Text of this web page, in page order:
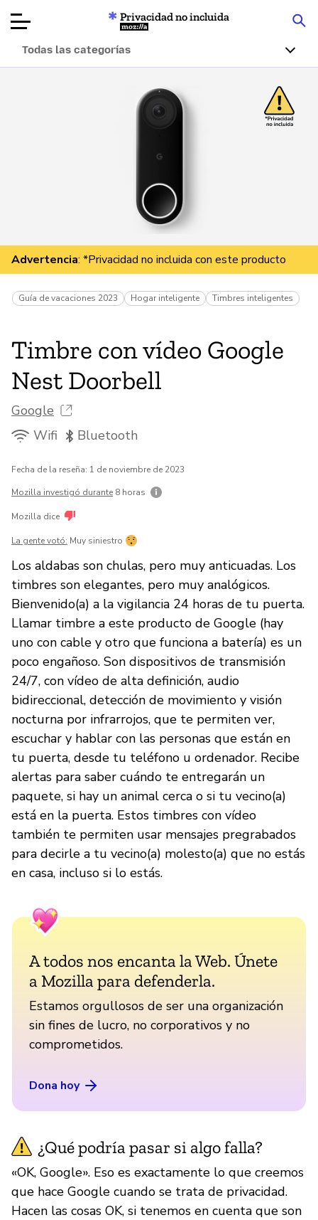
Reseñas de
productos
Donar
Privacidad no incluida
Mozilla
Todas las categorías
Advertencia: *Privacidad no incluida con este producto
Guía de vacaciones 2023 Hogar inteligente Timbres inteligentes
Timbre con vídeo Google
Nest Doorbell
Google
Wifi
Bluetooth
Fecha de la reseña: 1 de noviembre de 2023
Mozilla investigó durante 8 horas
Mozilla dice
La gente votó: Muy siniestro
Los aldabas son chulas, pero muy anticuadas. Los
timbres son elegantes, pero muy analógicos.
Bienvenido(a) a la vigilancia 24 horas de tu puerta.
Llamar timbre a este producto de Google (hay
uno con cable y otro que funciona a batería) es un
poco engañoso. Son dispositivos de transmisión
24/7, con vídeo de alta definición, audio
bidireccional, detección de movimiento y visión
nocturna por infrarrojos, que te permiten ver,
escuchar y hablar con las personas que están en
tu puerta, desde tu teléfono u ordenador. Recibe
alertas para saber cuándo te entregarán un
paquete, si hay un animal cerca o si tu vecino(a)
está en la puerta. Estos timbres con vídeo
también te permiten usar mensajes pregrabados
para decirle a tu vecino(a) molesto(a) que no estás
en casa, incluso si lo estás.
A todos nos encanta la Web. Únete
a Mozilla para defenderla.
Estamos orgullosos de ser una organización
sin fines de lucro, no corporativos y no
comprometidos.
Dona hoy
¿Qué podría pasar si algo falla?
«OK, Google». Eso es exactamente lo que creemos
que hace Google cuando se trata de privacidad.
Hacen las cosas OK, si tenemos en cuenta que son